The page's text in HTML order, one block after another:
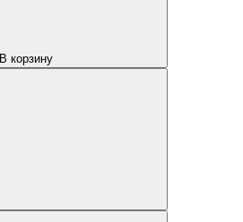
В корзину